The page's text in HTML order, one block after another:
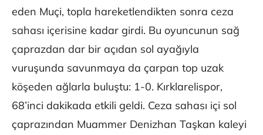
eden Muçi, topla hareketlendikten sonra ceza
sahası içerisine kadar girdi. Bu oyuncunun sağ
çaprazdan dar bir açıdan sol ayağıyla
vuruşunda savunmaya da çarpan top uzak
köşeden ağlarla buluştu: 1-0. Kırklarelispor,
68’inci dakikada etkili geldi. Ceza sahası içi sol
çaprazından Muammer Denizhan Taşkan kaleyi